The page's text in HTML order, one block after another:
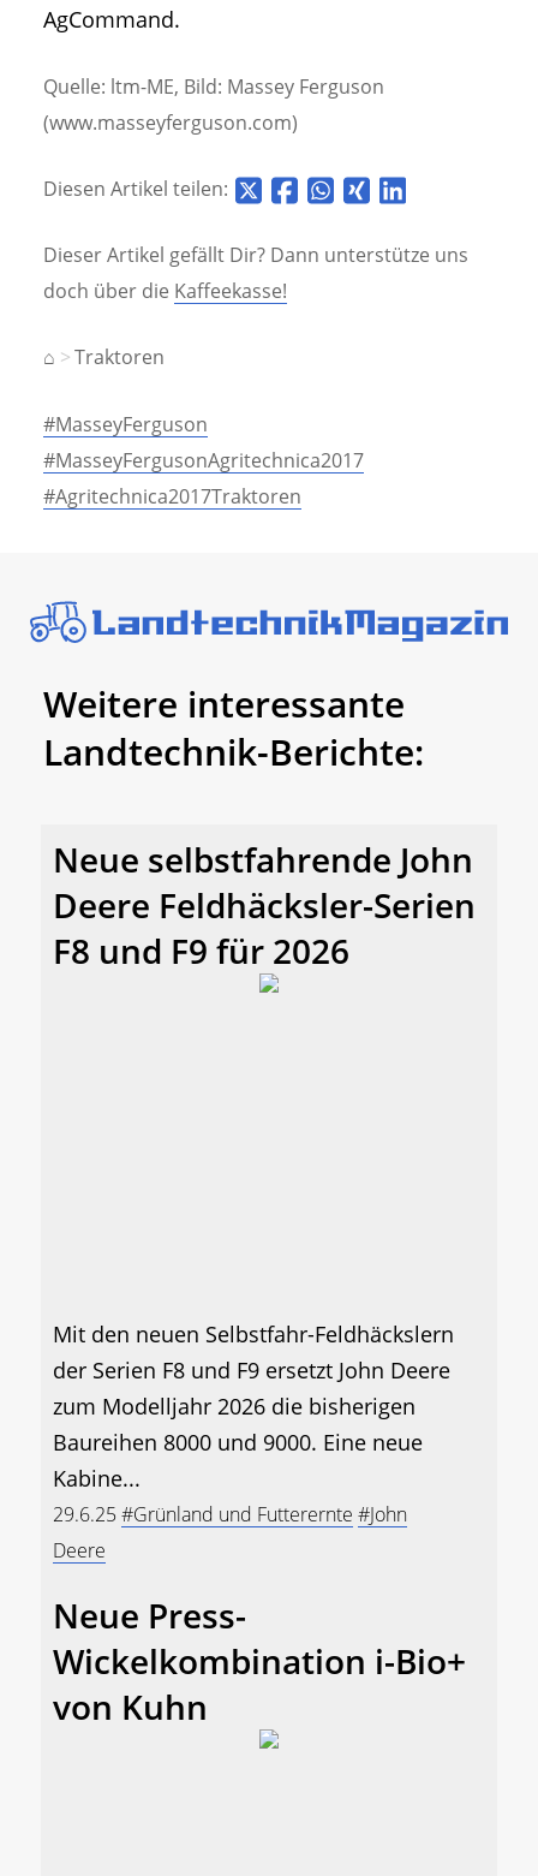
AgCommand.
Quelle: ltm-ME, Bild: Massey Ferguson
(www.masseyferguson.com)
Diesen Artikel teilen:
Dieser Artikel gefällt Dir? Dann unterstütze uns
doch über die Kaffeekasse!
⌂ Traktoren
#MasseyFerguson
#MasseyFergusonAgritechnica2017
#Agritechnica2017Traktoren
Weitere interessante
Landtechnik-Berichte:
Neue selbstfahrende John
Deere Feldhäcksler-Serien
F8 und F9 für 2026
Mit den neuen Selbstfahr-Feldhäckslern
der Serien F8 und F9 ersetzt John Deere
zum Modelljahr 2026 die bisherigen
Baureihen 8000 und 9000. Eine neue
Kabine...
29.6.25#Grünland und Futterernte #John
Deere
Neue Press-
Wickelkombination i-Bio+
von Kuhn